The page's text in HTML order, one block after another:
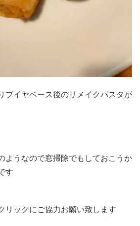
ブイヤベース後のリメイクパスタが
ようなので窓掃除でもしておこうか
す
リックにご協力お願い致します